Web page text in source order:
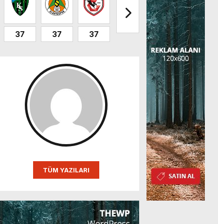
37 37 37 32 32 31
TÜM YAZILARI